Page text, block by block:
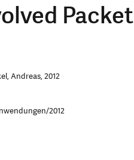
Packet
Andreas, 2012
2012